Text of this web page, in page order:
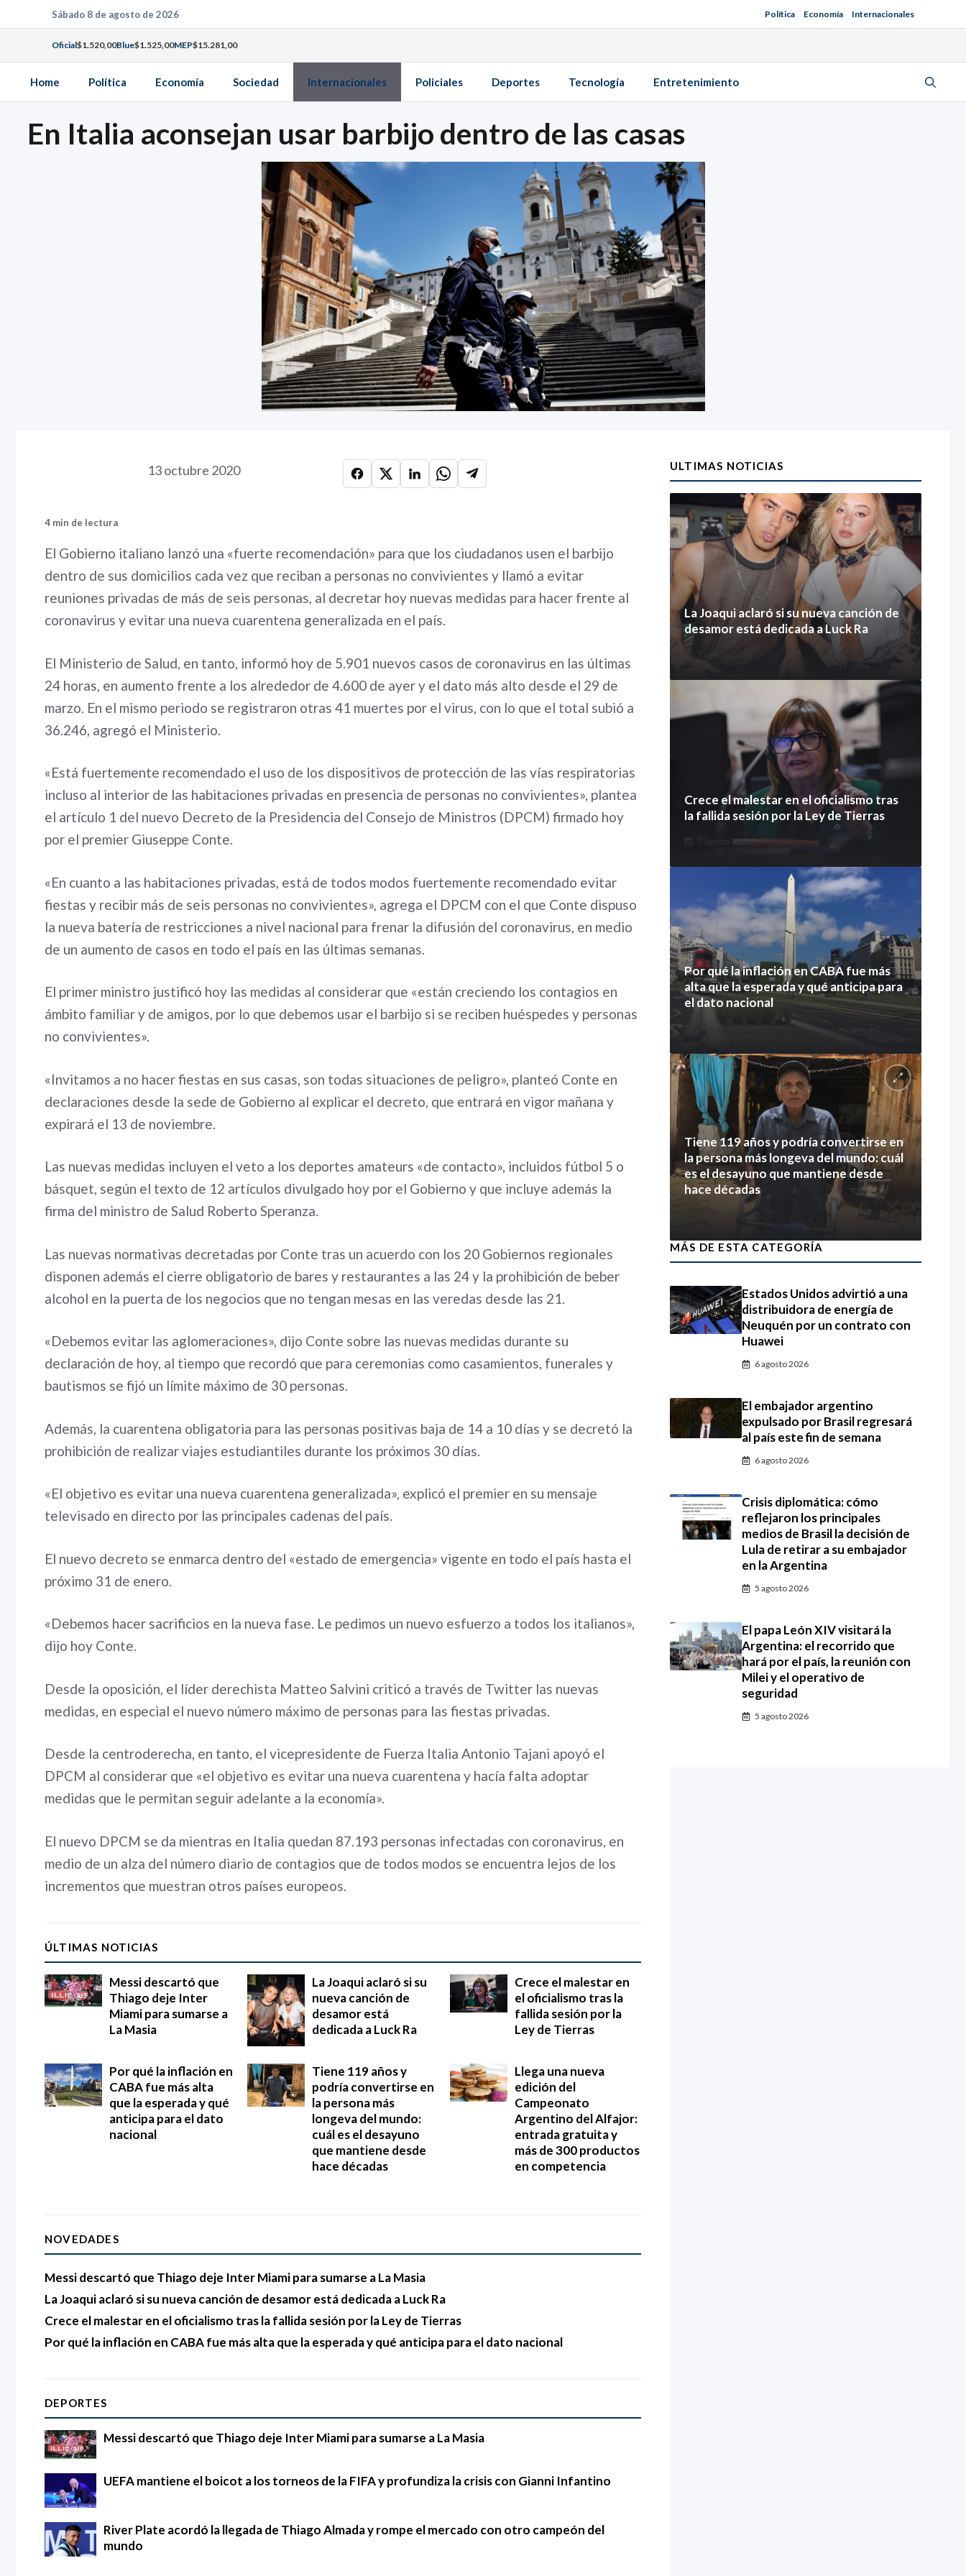
al
contenido
Sábado 8 de agosto de 2026 Política Economía Internacionales
Oficial$1.520,00Blue$1.525,00MEP$15.281,00
Home Política Economía Sociedad Internacionales Policiales Deportes Tecnología Entretenimiento
En Italia aconsejan usar barbijo dentro de las casas
13 octubre 2020
4 min de lectura
El Gobierno italiano lanzó una «fuerte recomendación» para que los ciudadanos usen el barbijo
dentro de sus domicilios cada vez que reciban a personas no convivientes y llamó a evitar
reuniones privadas de más de seis personas, al decretar hoy nuevas medidas para hacer frente al
coronavirus y evitar una nueva cuarentena generalizada en el país.
El Ministerio de Salud, en tanto, informó hoy de 5.901 nuevos casos de coronavirus en las últimas
24 horas, en aumento frente a los alrededor de 4.600 de ayer y el dato más alto desde el 29 de
marzo. En el mismo periodo se registraron otras 41 muertes por el virus, con lo que el total subió a
36.246, agregó el Ministerio.
«Está fuertemente recomendado el uso de los dispositivos de protección de las vías respiratorias
incluso al interior de las habitaciones privadas en presencia de personas no convivientes», plantea
el artículo 1 del nuevo Decreto de la Presidencia del Consejo de Ministros (DPCM) firmado hoy
por el premier Giuseppe Conte.
«En cuanto a las habitaciones privadas, está de todos modos fuertemente recomendado evitar
fiestas y recibir más de seis personas no convivientes», agrega el DPCM con el que Conte dispuso
la nueva batería de restricciones a nivel nacional para frenar la difusión del coronavirus, en medio
de un aumento de casos en todo el país en las últimas semanas.
El primer ministro justificó hoy las medidas al considerar que «están creciendo los contagios en
ámbito familiar y de amigos, por lo que debemos usar el barbijo si se reciben huéspedes y personas
no convivientes».
«Invitamos a no hacer fiestas en sus casas, son todas situaciones de peligro», planteó Conte en
declaraciones desde la sede de Gobierno al explicar el decreto, que entrará en vigor mañana y
expirará el 13 de noviembre.
Las nuevas medidas incluyen el veto a los deportes amateurs «de contacto», incluidos fútbol 5 o
básquet, según el texto de 12 artículos divulgado hoy por el Gobierno y que incluye además la
firma del ministro de Salud Roberto Speranza.
Las nuevas normativas decretadas por Conte tras un acuerdo con los 20 Gobiernos regionales
disponen además el cierre obligatorio de bares y restaurantes a las 24 y la prohibición de beber
alcohol en la puerta de los negocios que no tengan mesas en las veredas desde las 21.
«Debemos evitar las aglomeraciones», dijo Conte sobre las nuevas medidas durante su
declaración de hoy, al tiempo que recordó que para ceremonias como casamientos, funerales y
bautismos se fijó un límite máximo de 30 personas.
Además, la cuarentena obligatoria para las personas positivas baja de 14 a 10 días y se decretó la
prohibición de realizar viajes estudiantiles durante los próximos 30 días.
«El objetivo es evitar una nueva cuarentena generalizada», explicó el premier en su mensaje
televisado en directo por las principales cadenas del país.
El nuevo decreto se enmarca dentro del «estado de emergencia» vigente en todo el país hasta el
próximo 31 de enero.
«Debemos hacer sacrificios en la nueva fase. Le pedimos un nuevo esfuerzo a todos los italianos»,
dijo hoy Conte.
Desde la oposición, el líder derechista Matteo Salvini criticó a través de Twitter las nuevas
medidas, en especial el nuevo número máximo de personas para las fiestas privadas.
Desde la centroderecha, en tanto, el vicepresidente de Fuerza Italia Antonio Tajani apoyó el
DPCM al considerar que «el objetivo es evitar una nueva cuarentena y hacía falta adoptar
medidas que le permitan seguir adelante a la economía».
El nuevo DPCM se da mientras en Italia quedan 87.193 personas infectadas con coronavirus, en
medio de un alza del número diario de contagios que de todos modos se encuentra lejos de los
incrementos que muestran otros países europeos.
ÚLTIMAS NOTICIAS
Messi descartó que
Thiago deje Inter
Miami para sumarse a
La Masia
La Joaqui aclaró si su
nueva canción de
desamor está
dedicada a Luck Ra
Crece el malestar en
el oficialismo tras la
fallida sesión por la
Ley de Tierras
Por qué la inflación en
CABA fue más alta
que la esperada y qué
anticipa para el dato
nacional
Tiene 119 años y
podría convertirse en
la persona más
longeva del mundo:
cuál es el desayuno
que mantiene desde
hace décadas
Llega una nueva
edición del
Campeonato
Argentino del Alfajor:
entrada gratuita y
más de 300 productos
en competencia
NOVEDADES
Messi descartó que Thiago deje Inter Miami para sumarse a La Masia
La Joaqui aclaró si su nueva canción de desamor está dedicada a Luck Ra
Crece el malestar en el oficialismo tras la fallida sesión por la Ley de Tierras
Por qué la inflación en CABA fue más alta que la esperada y qué anticipa para el dato nacional
DEPORTES
Messi descartó que Thiago deje Inter Miami para sumarse a La Masia
UEFA mantiene el boicot a los torneos de la FIFA y profundiza la crisis con Gianni Infantino
River Plate acordó la llegada de Thiago Almada y rompe el mercado con otro campeón del
mundo
ULTIMAS NOTICIAS
La Joaqui aclaró si su nueva canción de
desamor está dedicada a Luck Ra
7 agosto 2026
Crece el malestar en el oficialismo tras
la fallida sesión por la Ley de Tierras
7 agosto 2026
Por qué la inflación en CABA fue más
alta que la esperada y qué anticipa para
el dato nacional
Tiene 119 años y podría convertirse en
la persona más longeva del mundo: cuál
es el desayuno que mantiene desde
hace décadas
7 agosto 2026
MÁS DE ESTA CATEGORÍA
Estados Unidos advirtió a una
distribuidora de energía de
Neuquén por un contrato con
Huawei
6 agosto 2026
El embajador argentino
expulsado por Brasil regresará
al país este fin de semana
6 agosto 2026
Crisis diplomática: cómo
reflejaron los principales
medios de Brasil la decisión de
Lula de retirar a su embajador
en la Argentina
5 agosto 2026
El papa León XIV visitará la
Argentina: el recorrido que
hará por el país, la reunión con
Milei y el operativo de
seguridad
5 agosto 2026